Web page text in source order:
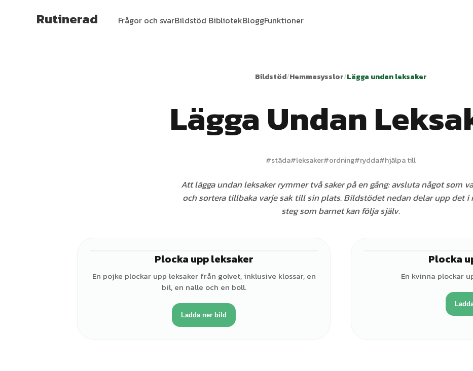
Rutinerad Frågor och svarBildstöd BibliotekBloggFunktioner
Bildstöd/Hemmasysslor/Lägga undan leksaker
Lägga Undan
#städa#leksaker#ordning#rydda#hjälpa till
Att lägga undan leksaker rymmer två saker på en gång: avsluta något som
och sortera tillbaka varje sak till sin plats. Bildstödet nedan delar upp det i
steg som barnet kan följa själv.
Plocka upp leksaker
En pojke plockar upp leksaker från golvet, inklusive klossar, en
bil, en nalle och en boll.
Ladda ner bild
Plocka
En kvinna plockar